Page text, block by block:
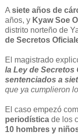
A siete años de
años, y Kyaw Soe
distrito norteño de
de Secretos
El magistrado
la Ley de Secretos
sentenciados a
que ya cumplieron
El caso empezó
periodística de los
10 hombres y